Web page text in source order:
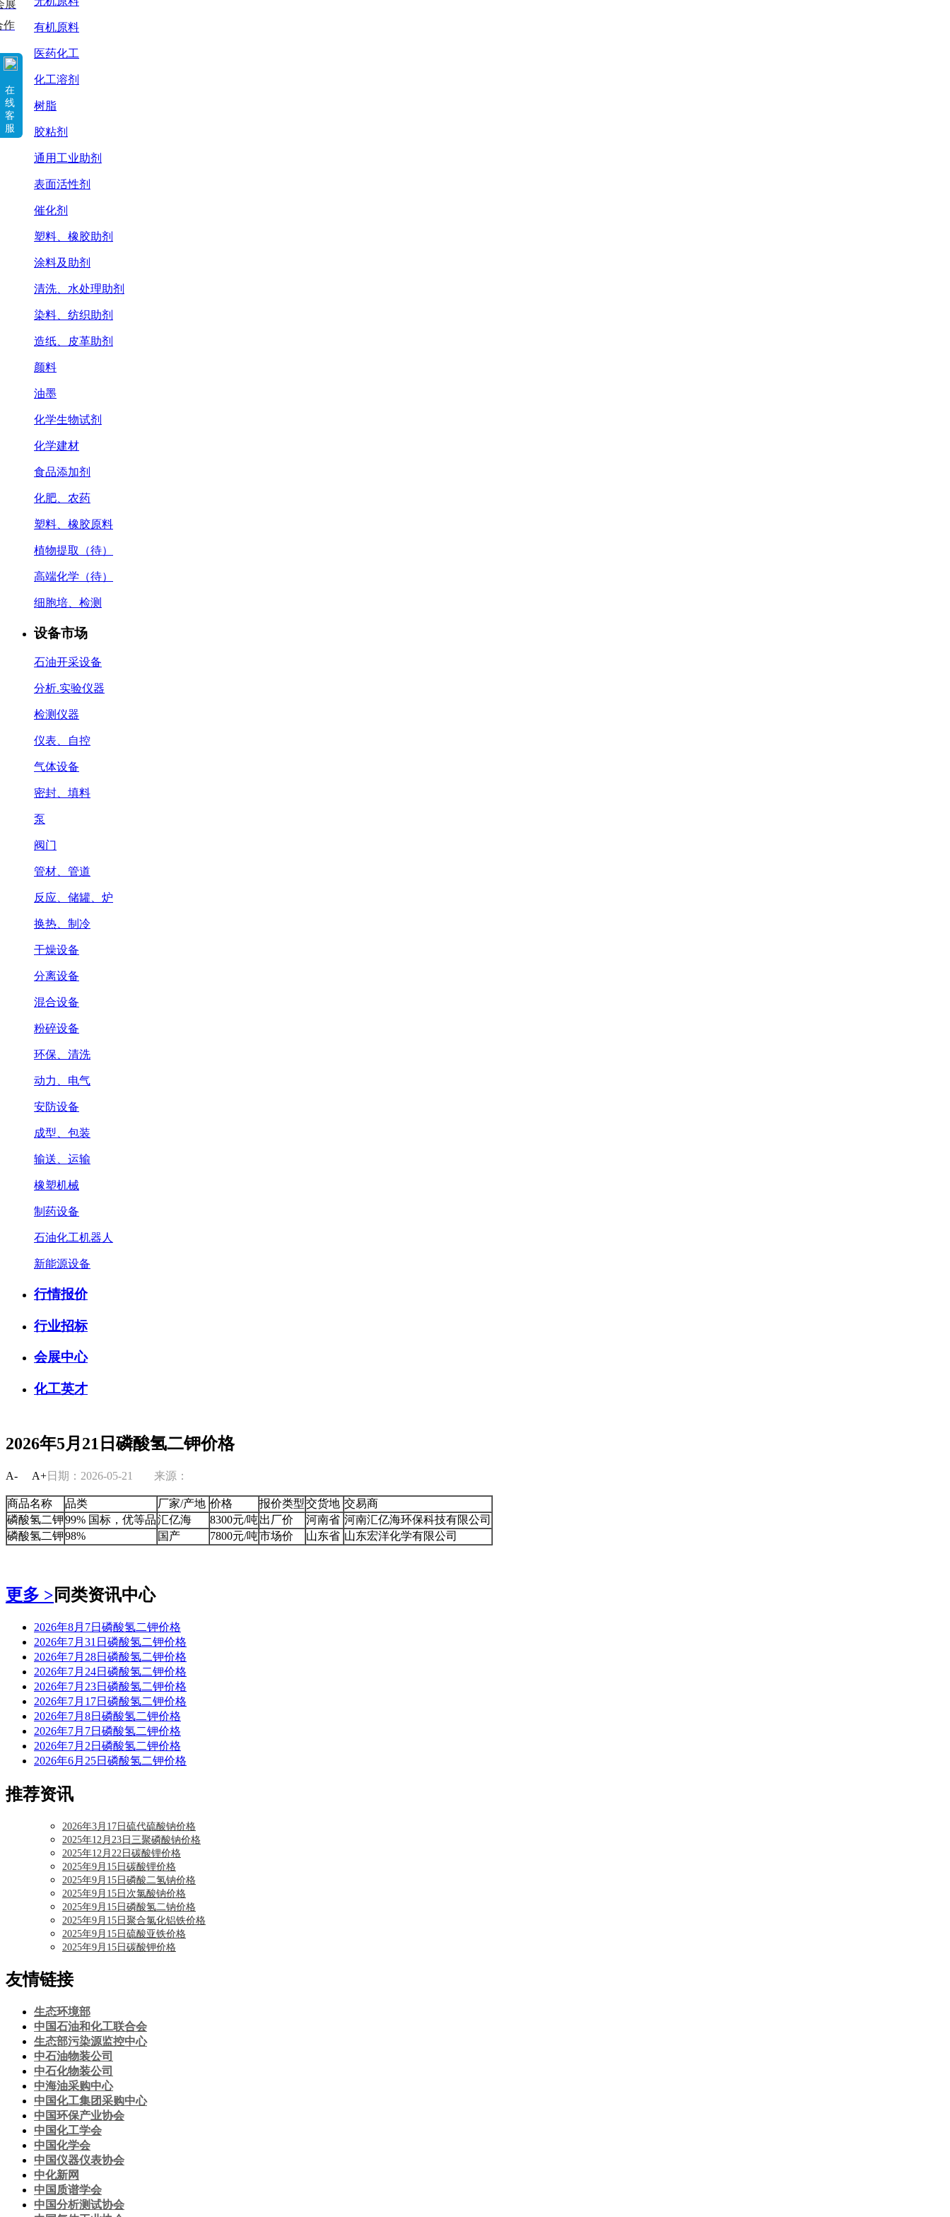
有机原料
医药化工
化工溶剂
树脂
胶粘剂
通用工业助剂
表面活性剂
催化剂
塑料、橡胶助剂
涂料及助剂
清洗、水处理助剂
染料、纺织助剂
造纸、皮革助剂
颜料
油墨
化学生物试剂
化学建材
食品添加剂
化肥、农药
塑料、橡胶原料
植物提取（待）
高端化学（待）
细胞培、检测
设备市场
石油开采设备
分析.实验仪器
检测仪器
仪表、自控
气体设备
密封、填料
泵
阀门
管材、管道
反应、储罐、炉
换热、制冷
干燥设备
分离设备
混合设备
粉碎设备
环保、清洗
动力、电气
安防设备
成型、包装
输送、运输
橡塑机械
制药设备
石油化工机器人
新能源设备
行情报价
行业招标
会展中心
化工英才
展
作
在
线
客
服
2026年5月21日磷酸氢二钾价格
A- A+日期：2026-05-21 来源：
商品名称 品类 厂家/产地 价格 报价类型交货地 交易商
磷酸氢二钾99% 国标，优等品汇亿海 8300元/吨出厂价 河南省 河南汇亿海环保科技有限公司
磷酸氢二钾98% 国产 7800元/吨市场价 山东省 山东宏洋化学有限公司
更多 >同类资讯中心
2026年8月7日磷酸氢二钾价格
2026年7月31日磷酸氢二钾价格
2026年7月28日磷酸氢二钾价格
2026年7月24日磷酸氢二钾价格
2026年7月23日磷酸氢二钾价格
2026年7月17日磷酸氢二钾价格
2026年7月8日磷酸氢二钾价格
2026年7月7日磷酸氢二钾价格
2026年7月2日磷酸氢二钾价格
2026年6月25日磷酸氢二钾价格
推荐资讯
2026年3月17日硫代硫酸钠价格
2025年12月23日三聚磷酸钠价格
2025年12月22日碳酸锂价格
2025年9月15日碳酸锂价格
2025年9月15日磷酸二氢钠价格
2025年9月15日次氯酸钠价格
2025年9月15日磷酸氢二钠价格
2025年9月15日聚合氯化铝铁价格
2025年9月15日硫酸亚铁价格
2025年9月15日碳酸钾价格
友情链接
生态环境部
中国石油和化工联合会
生态部污染源监控中心
中石油物装公司
中石化物装公司
中海油采购中心
中国化工集团采购中心
中国环保产业协会
中国化工学会
中国化学会
中国仪器仪表协会
中化新网
中国质谱学会
中国分析测试协会